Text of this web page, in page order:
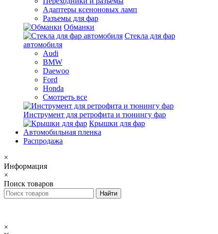
Адаптеры ксеноновых ламп
Разъемы для фар
Обманки
Стекла для фар
автомобиля
Audi
BMW
Daewoo
Ford
Honda
Смотреть все
Инструмент для ретрофита и тюнингу фар
Крышки для фар
Автомобильная пленка
Распродажа
×
Информация
×
Поиск товаров
×